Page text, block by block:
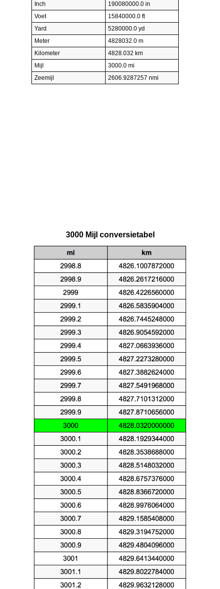
Inch
190080000.0 in
Voet
15840000.0 ft
Yard
5280000.0 yd
Meter
4828032.0 m
Kilometer
4828.032 km
Mijl
3000.0 mi
Zeemijl
2606.9287257 nmi
3000 Mijl conversietabel